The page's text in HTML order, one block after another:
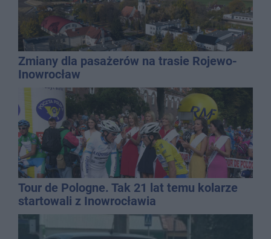
Zmiany dla pasażerów na trasie Rojewo-
Inowrocław
Tour de Pologne. Tak 21 lat temu kolarze
startowali z Inowrocławia